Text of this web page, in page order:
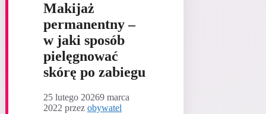
Makijaż
permanentny –
w jaki sposób
pielęgnować
skórę po zabiegu
25 lutego 20269 marca
2022 przez obywatel